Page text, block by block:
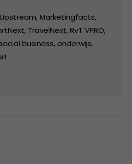
Marketingfacts,
TravelNext, RvT VPRO,
business, onderwijs,